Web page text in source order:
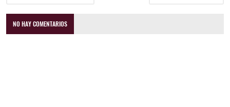
NO HAY COMENTARIOS